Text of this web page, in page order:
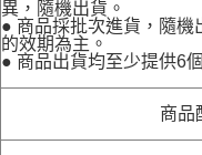
異，隨機出貨。
● 商品採批次進貨，隨機
的效期為主。
● 商品出貨均至少提供6
商品